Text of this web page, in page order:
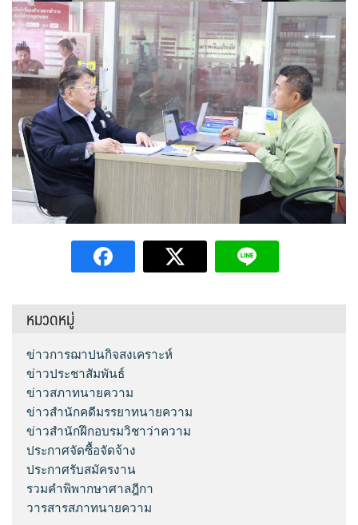
หมวดหมู่
ข่าวการฌาปนกิจสงเคราะห์
ข่าวประชาสัมพันธ์
ข่าวสภาทนายความ
ข่าวสำนักคดีมรรยาทนายความ
ข่าวสำนักฝึกอบรมวิชาว่าความ
ประกาศจัดซื้อจัดจ้าง
ประกาศรับสมัครงาน
รวมคำพิพากษาศาลฎีกา
วารสารสภาทนายความ